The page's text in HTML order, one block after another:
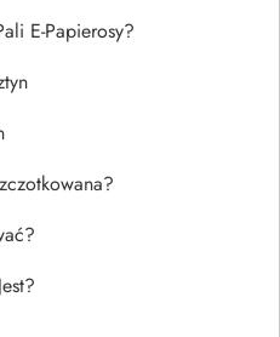
E-Papierosy?